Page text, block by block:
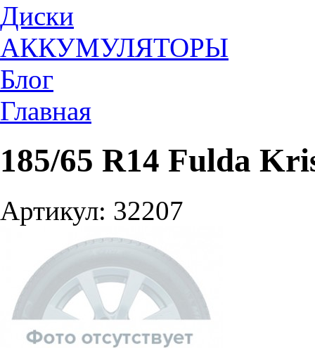
Диски
АККУМУЛЯТОРЫ
Блог
Главная
185/65 R14 Fulda
Артикул: 32207